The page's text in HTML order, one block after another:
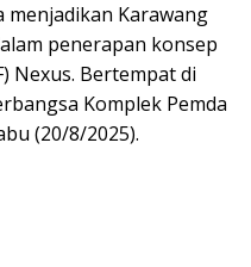
menjadikan Karawang
penerapan konsep
Nexus. Bertempat di
Komplek Pemda
(20/8/2025).